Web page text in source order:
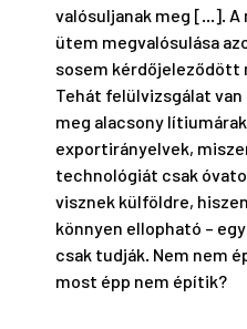
valósuljanak meg [...]. A
ütem megvalósulása
sosem kérdőjeleződött
Tehát felülvizsgálat van
meg alacsony
exportirányelvek,
technológiát csak
visznek külföldre,
könnyen ellopható –
csak tudják. Nem nem
most épp nem építik?